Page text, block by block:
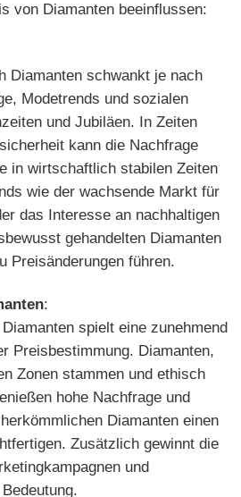
von Diamanten beeinflussen:
Diamanten schwankt je nach
Modetrends und sozialen
und Jubiläen. In Zeiten
kann die Nachfrage
in wirtschaftlich stabilen Zeiten
wie der wachsende Markt für
das Interesse an nachhaltigen
gehandelten Diamanten
Preisänderungen führen.
:
spielt eine zunehmend
Preisbestimmung. Diamanten,
Zonen stammen und ethisch
hohe Nachfrage und
Diamanten einen
Zusätzlich gewinnt die
und